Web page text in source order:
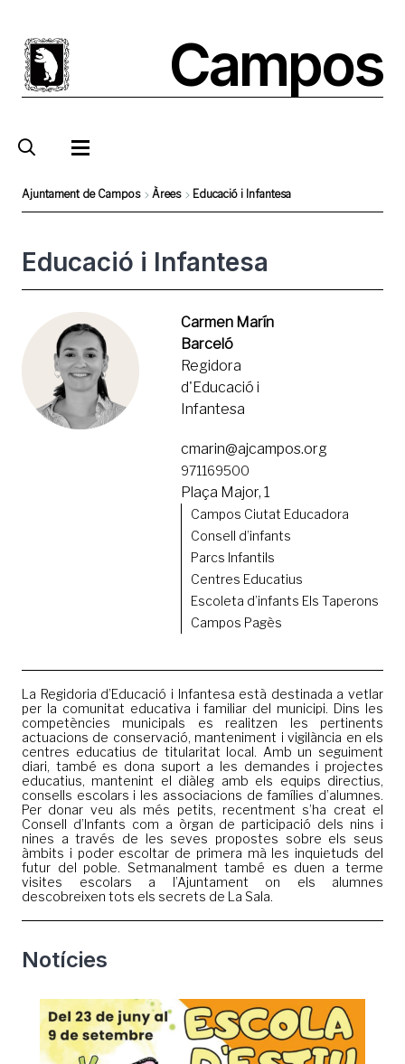
contenido
principal
Campos
enlaces
de
ayuda
a
la
navegación
Ajuntament de Campos Àrees Educació i Infantesa
Educació i Infantesa
Foto
Carmen Marín
Barceló
Regidora
d'Educació i
Infantesa
cmarin@ajcampos.org
971169500
Plaça Major, 1
Campos Ciutat Educadora
Consell d’infants
Parcs Infantils
Centres Educatius
Escoleta d’infants Els Taperons
Campos Pagès
La Regidoria d’Educació i Infantesa està destinada a vetlar
per la comunitat educativa i familiar del municipi. Dins les
competències municipals es realitzen les pertinents
actuacions de conservació, manteniment i vigilància en els
centres educatius de titularitat local. Amb un seguiment
diari, també es dona suport a les demandes i projectes
educatius, mantenint el diàleg amb els equips directius,
consells escolars i les associacions de famílies d’alumnes.
Per donar veu als més petits, recentment s’ha creat el
Consell d’Infants com a òrgan de participació dels nins i
nines a través de les seves propostes sobre els seus
àmbits i poder escoltar de primera mà les inquietuds del
futur del poble. Setmanalment també es duen a terme
visites escolars a l’Ajuntament on els alumnes
descobreixen tots els secrets de La Sala.
Notícies